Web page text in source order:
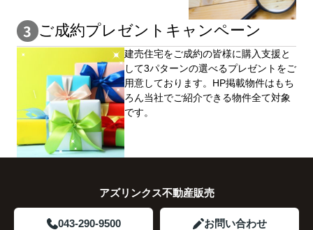
ご成約プレゼントキャンペーン
建売住宅をご成約の皆様に購⼊⽀援と
して3パターンの選べるプレゼントをご
用意しております。HP掲載物件はもち
ろん当社でご紹介できる物件全て対象
です。
アズリンクス不動産販売
043-290-9500 お問い合わせ